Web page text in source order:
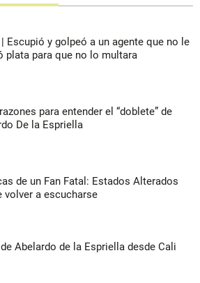
Escupió y golpeó a un agente que no le
plata para que no lo multara
para entender el “doblete” de
De la Espriella
de un Fan Fatal: Estados Alterados
volver a escucharse
Abelardo de la Espriella desde Cali